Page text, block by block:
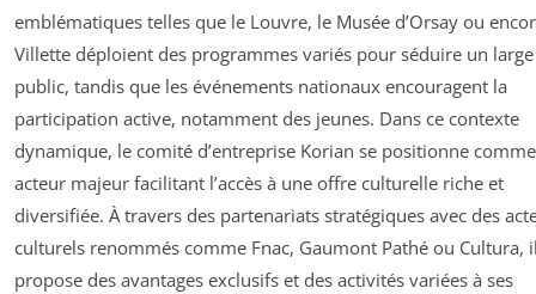
emblématiques telles que le Louvre, le Musée d’Orsay ou
Villette déploient des programmes variés pour séduire un large
public, tandis que les événements nationaux encouragent la
participation active, notamment des jeunes. Dans ce contexte
dynamique, le comité d’entreprise Korian se positionne
acteur majeur facilitant l’accès à une offre culturelle riche et
diversifiée. À travers des partenariats stratégiques avec des
culturels renommés comme Fnac, Gaumont Pathé ou Cultura,
propose des avantages exclusifs et des activités variées à ses